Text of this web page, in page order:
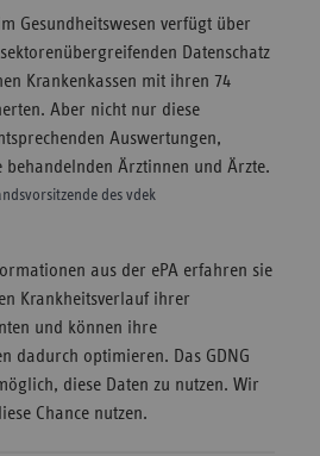
Gesundheitswesen verfügt über
Datenschatz
Krankenkassen mit ihren 74
Aber nicht nur diese
Auswertungen,
behandelnden Ärztinnen und Ärzte.
des vdek
aus der ePA erfahren sie
Krankheitsverlauf ihrer
und können ihre
dadurch optimieren. Das GDNG
diese Daten zu nutzen. Wir
Chance nutzen.